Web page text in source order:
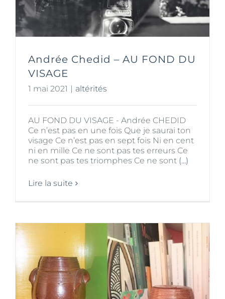
Andrée Chedid – AU FOND DU
VISAGE
1 mai 2021 | altérités
AU FOND DU VISAGE - Andrée CHEDID
Ce n’est pas en une fois Que je saurai ton
visage Ce n’est pas en sept fois Ni en cent
ni en mille Ce ne sont pas tes erreurs Ce
ne sont pas tes triomphes Ce ne sont (...)
Lire la suite